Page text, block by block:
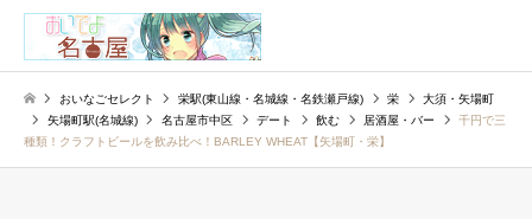
おいなごセレクト 栄駅(東山線・名城線・名鉄瀬戸線) 栄
大須・矢場町
矢場町駅(名城線)
名古屋市中区 デート 飲む 居酒屋・バー
千円で三
種類！クラフトビールを飲み比べ！BARLEY WHEAT【矢場町・栄】